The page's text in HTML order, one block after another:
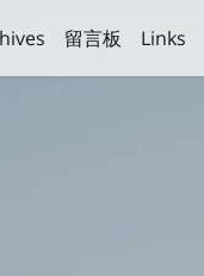
留言板 Links